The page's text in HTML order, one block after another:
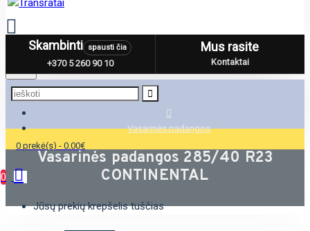
Menu
0 prekė(s) - 0.00€
0
Jūsų prekių krepšelis tuščias
Skambinti spausti čia
+370 5 260 90 10
Mus rasite
Kontaktai
Vasarinės padangos
Vasarinės padangos 285/40 R23
CONTINENTAL